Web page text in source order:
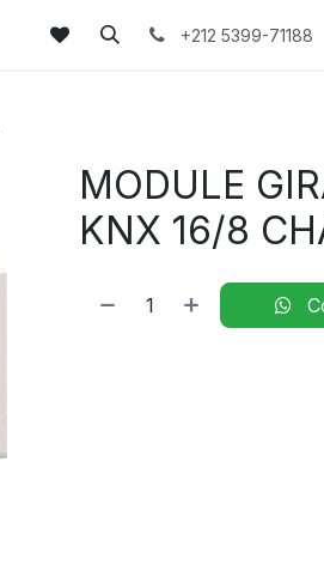
+212 5399-71188
MODULE
KNX 16/8